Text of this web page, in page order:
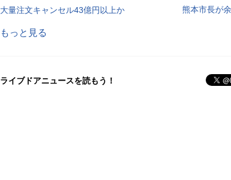
大量注文キャンセル43億円以上か
熊本市長が
もっと見る
ライブドアニュースを読もう！